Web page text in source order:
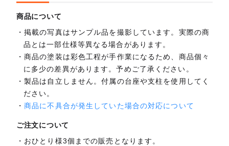
商品について
掲載の写真はサンプル品を撮影しています。実際の商
品とは一部仕様等異なる場合があります。
商品の塗装は彩色工程が手作業になるため、商品個々
に多少の差異があります。予めご了承ください。
製品は自立しません。付属の台座や支柱を使用してく
ださい。
商品に不具合が発生していた場合の対応について
ご注文について
おひとり様3個までの販売となります。